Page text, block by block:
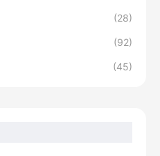
(28)
(92)
(45)